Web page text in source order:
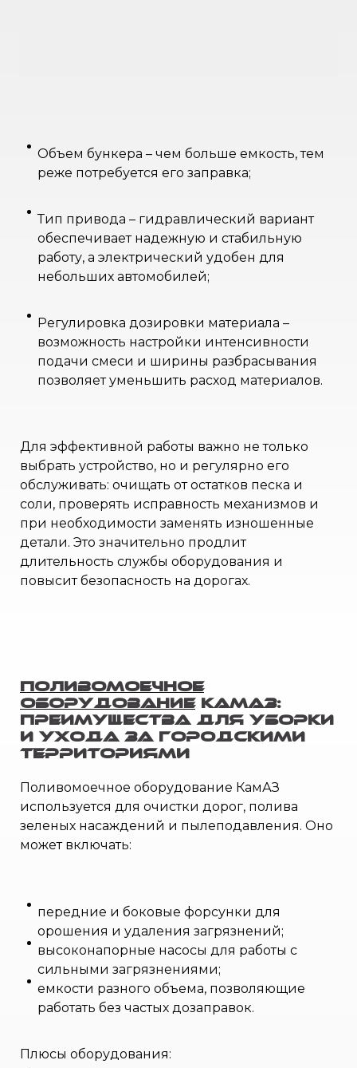
Объем бункера – чем больше емкость, тем
реже потребуется его заправка;
Тип привода – гидравлический вариант
обеспечивает надежную и стабильную
работу, а электрический удобен для
небольших автомобилей;
Регулировка дозировки материала –
возможность настройки интенсивности
подачи смеси и ширины разбрасывания
позволяет уменьшить расход материалов.
Для эффективной работы важно не только
выбрать устройство, но и регулярно его
обслуживать: очищать от остатков песка и
соли, проверять исправность механизмов и
при необходимости заменять изношенные
детали. Это значительно продлит
длительность службы оборудования и
повысит безопасность на дорогах.
Поливомоечное
оборудованиеКамАЗ:
Преимущества для уборки
и ухода за городскими
территориями
Поливомоечное оборудование КамАЗ
используется для очистки дорог, полива
зеленых насаждений и пылеподавления. Оно
может включать:
передние и боковые форсунки для
орошения и удаления загрязнений;
высоконапорные насосы для работы с
сильными загрязнениями;
емкости разного объема, позволяющие
работать без частых дозаправок.
Плюсы оборудования: